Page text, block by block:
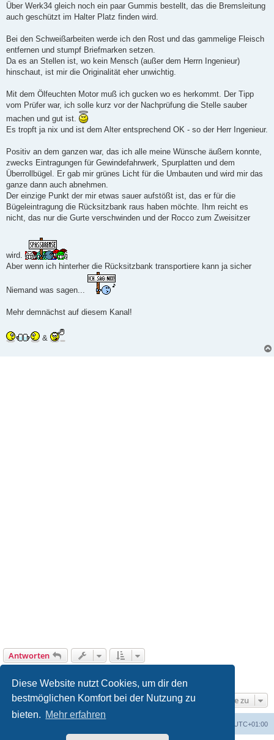
Diese Website nutzt Cookies, um dir den
bestmöglichen Komfort bei der Nutzung zu
bieten. Mehr erfahren
Über Werk34 gleich noch ein paar Gummis bestellt, das die Bremsleitung
auch geschützt im Halter Platz finden wird.
Bei den Schweißarbeiten werde ich den Rost und das gammelige Fleisch
entfernen und stumpf Briefmarken setzen.
Da es an Stellen ist, wo kein Mensch (außer dem Herrn Ingenieur)
hinschaut, ist mir die Originalität eher unwichtig.
Mit dem Ölfeuchten Motor muß ich gucken wo es herkommt. Der Tipp
vom Prüfer war, ich solle kurz vor der Nachprüfung die Stelle sauber
machen und gut ist.
Es tropft ja nix und ist dem Alter entsprechend OK - so der Herr Ingenieur.
Positiv an dem ganzen war, das ich alle meine Wünsche äußern konnte,
zwecks Eintragungen für Gewindefahrwerk, Spurplatten und dem
Überrollbügel. Er gab mir grünes Licht für die Umbauten und wird mir das
ganze dann auch abnehmen.
Der einzige Punkt der mir etwas sauer aufstößt ist, das er für die
Bügeleintragung die Rücksitzbank raus haben möchte. Ihm reicht es
nicht, das nur die Gurte verschwinden und der Rocco zum Zweisitzer
wird.
Aber wenn ich hinterher die Rücksitzbank transportiere kann ja sicher
Niemand was sagen...
Mehr demnächst auf diesem Kanal!
&
Antworten
Vorherige
Gehe zu
UTC+01:00